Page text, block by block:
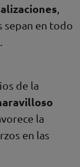
sepan en todo
de la
la
en las